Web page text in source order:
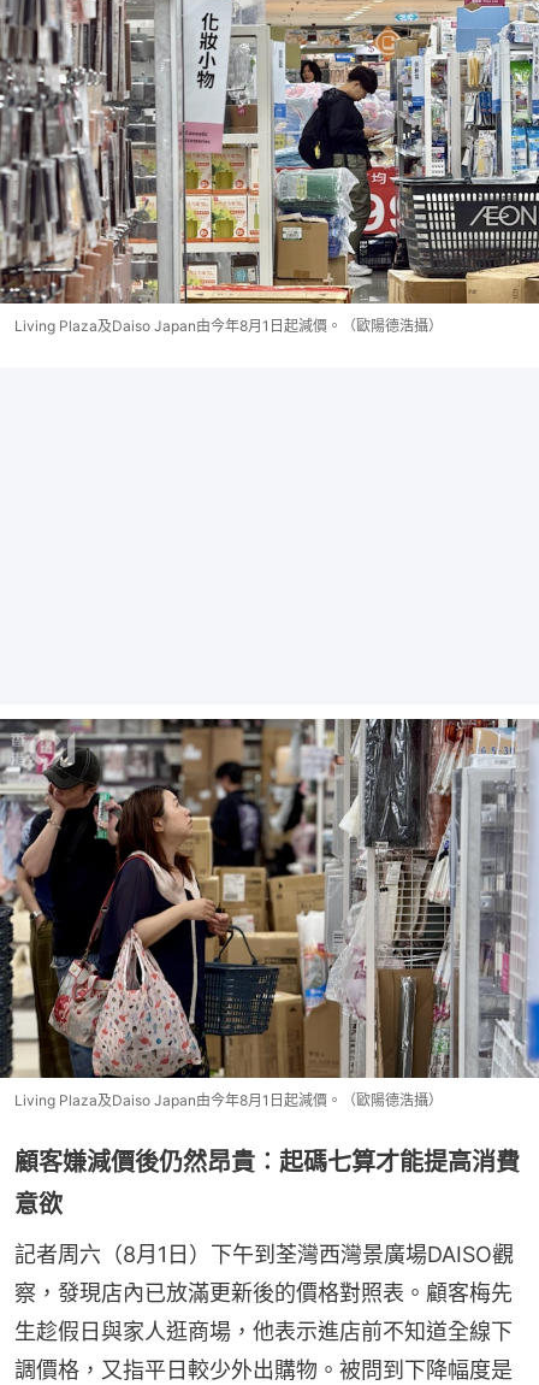
Living Plaza及Daiso Japan由今年8月1日起減價。（歐陽德浩攝）
Living Plaza及Daiso Japan由今年8月1日起減價。（歐陽德浩攝）
顧客嫌減價後仍然昂貴︰起碼七算才能提高消費
意欲
記者周六（8月1日）下午到荃灣西灣景廣場DAISO觀
察，發現店內已放滿更新後的價格對照表。顧客梅先
生趁假日與家人逛商場，他表示進店前不知道全線下
調價格，又指平日較少外出購物。被問到下降幅度是